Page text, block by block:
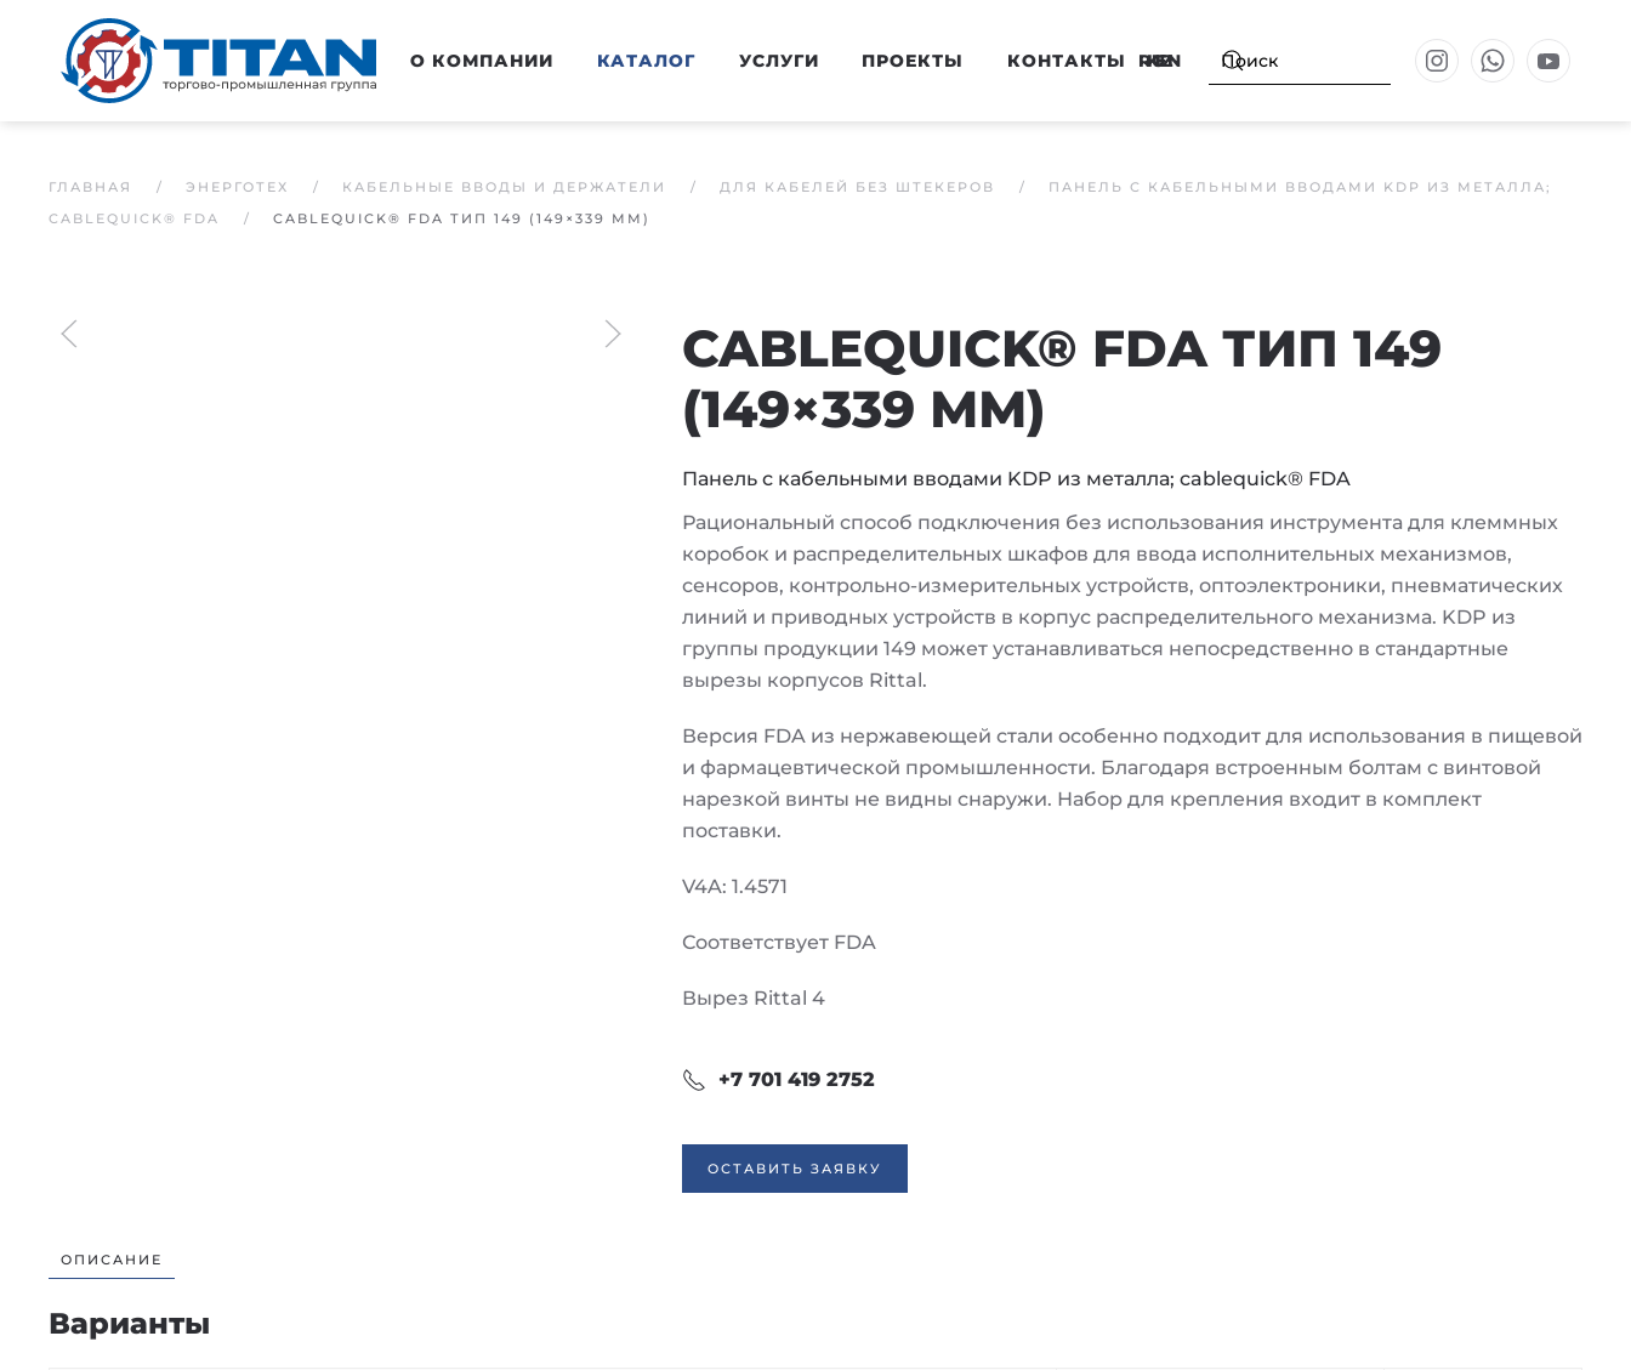
Перейти к основному содержанию О КОМПАНИИ КАТАЛОГ УСЛУГИ ПРОЕКТЫ КОНТАКТЫ RU
KZ
EN
ГЛАВНАЯ ЭНЕРГОТЕХ КАБЕЛЬНЫЕ ВВОДЫ И ДЕРЖАТЕЛИ ДЛЯ КАБЕЛЕЙ БЕЗ ШТЕКЕРОВ
ПАНЕЛЬ С КАБЕЛЬНЫМИ ВВОДАМИ KDP ИЗ МЕТАЛЛА;
CABLEQUICK® FDA
CABLEQUICK® FDA ТИП 149 (149×339 ММ)
CABLEQUICK® FDA ТИП 149
(149×339 ММ)
Панель с кабельными вводами KDP из металла; cablequick® FDA
Рациональный способ подключения без использования инструмента для клеммных
коробок и распределительных шкафов для ввода исполнительных механизмов,
сенсоров, контрольно-измерительных устройств, оптоэлектроники, пневматических
линий и приводных устройств в корпус распределительного механизма. KDP из
группы продукции 149 может устанавливаться непосредственно в стандартные
вырезы корпусов Rittal.
Версия FDA из нержавеющей стали особенно подходит для использования в пищевой
и фармацевтической промышленности. Благодаря встроенным болтам с винтовой
нарезкой винты не видны снаружи. Набор для крепления входит в комплект
поставки.
V4A: 1.4571
Соответствует FDA
Вырез Rittal 4
+7 701 419 2752
ОСТАВИТЬ ЗАЯВКУ
ОПИСАНИЕ
Варианты